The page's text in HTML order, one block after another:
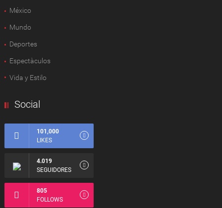
México
Mundo
Deportes
Espectàculos
Vida y Estilo
Social
101,000
LIKES
4.019
SEGUIDORES
805
FOLLOWS